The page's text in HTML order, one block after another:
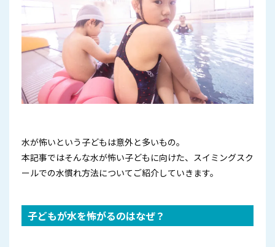
水が怖いという子どもは意外と多いもの。
本記事ではそんな水が怖い子どもに向けた、スイミングスク
ールでの水慣れ方法についてご紹介していきます。
子どもが水を怖がるのはなぜ？